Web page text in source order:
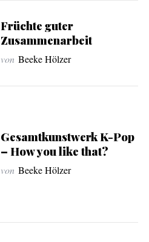
Früchte guter
Zusammenarbeit
von Beeke Hölzer
Gesamtkunstwerk K-Pop
– How you like that?
von Beeke Hölzer